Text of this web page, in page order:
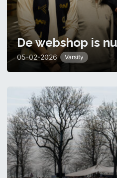
De webshop is
05-02-2026 Varsity